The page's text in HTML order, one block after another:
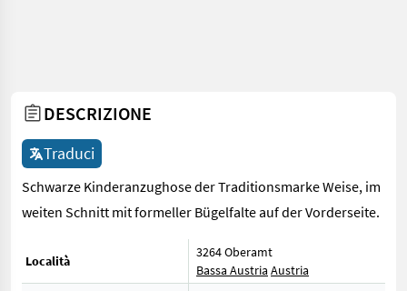
DESCRIZIONE
Traduci
Schwarze Kinderanzughose der Traditionsmarke Weise, im
weiten Schnitt mit formeller Bügelfalte auf der Vorderseite.
Località
3264 Oberamt
Bassa Austria Austria